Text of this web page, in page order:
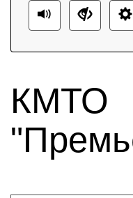
КМТО